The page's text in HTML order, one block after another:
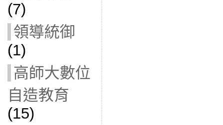
(7)
領導統御
(1)
高師大數位
自造教育
(15)